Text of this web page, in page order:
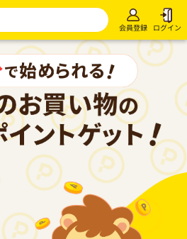
会員登録 ログイン